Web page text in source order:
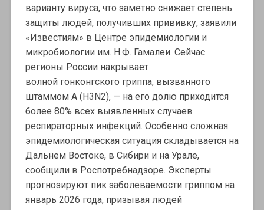
варианту вируса, что заметно снижает степень
защиты людей, получивших прививку, заявили
«Известиям» в Центре эпидемиологии и
микробиологии им. Н.Ф. Гамалеи. Сейчас
регионы России накрывает
волной гонконгского гриппа, вызванного
штаммом A (H3N2), — на его долю приходится
более 80% всех выявленных случаев
респираторных инфекций. Особенно сложная
эпидемиологическая ситуация складывается на
Дальнем Востоке, в Сибири и на Урале,
сообщили в Роспотребнадзоре. Эксперты
прогнозируют пик заболеваемости гриппом на
январь 2026 года, призывая людей